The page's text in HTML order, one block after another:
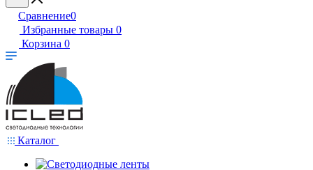
Сравнение0
Избранные товары 0
Корзина 0
Каталог